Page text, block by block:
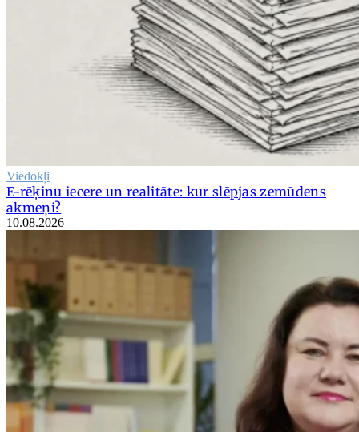
Viedokļi
E-rēķinu iecere un realitāte: kur slēpjas zemūdens
akmeņi?
10.08.2026